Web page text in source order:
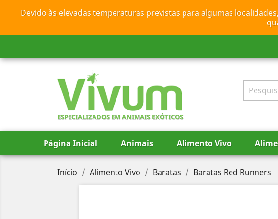
Devido às elevadas temperaturas previstas para algumas
ESPECIALIZADOS EM ANIMAIS EXÓTICOS
Página Inicial Animais Alimento Vivo
Início Alimento Vivo Baratas Baratas Red Runners